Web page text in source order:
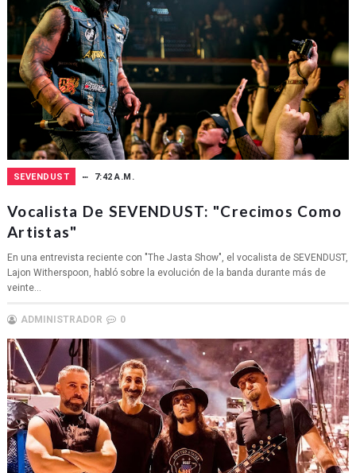
SEVENDUST 7:42 A.M.
Vocalista De SEVENDUST: "Crecimos Como
Artistas"
En una entrevista reciente con "The Jasta Show", el vocalista de SEVENDUST,
Lajon Witherspoon, habló sobre la evolución de la banda durante más de
veinte...
ADMINISTRADOR 0